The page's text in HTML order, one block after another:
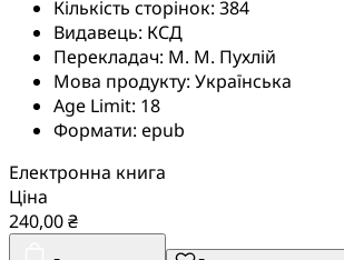
Кількість сторінок: 384
Видавець: КСД
Перекладач: М. М. Пухлій
Мова продукту: Українська
Age Limit: 18
Формати: epub
Електронна книга
Ціна
240,00 ₴